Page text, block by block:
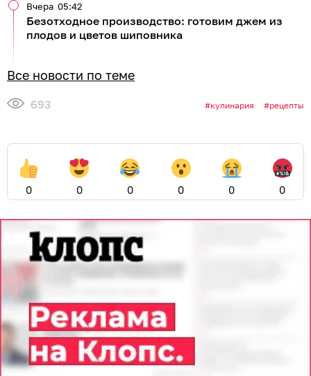
Безотходное производство: готовим джем из
плодов и цветов шиповника
Вчера 05:42
Все новости по теме
693 кулинария рецепты
0 0 0 0 0 0